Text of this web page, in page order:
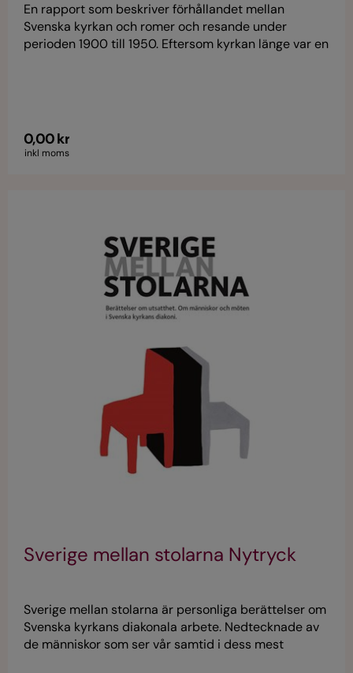
En rapport som beskriver förhållandet mellan
Svenska kyrkan och romer och resande under
perioden 1900 till 1950. Eftersom kyrkan länge var en
Föreliggande undersökning ska ses som en
inledande studie över vissa delar av Svenska kyrkans
0,00 kr
inkl moms
Sverige mellan stolarna Nytryck
Sverige mellan stolarna är personliga berättelser om
Svenska kyrkans diakonala arbete. Nedtecknade av
de människor som ser vår samtid i dess mest